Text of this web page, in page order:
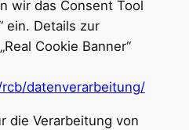
wir das Consent Tool
ein. Details zur
Cookie Banner“
datenverarbeitung/
die Verarbeitung von